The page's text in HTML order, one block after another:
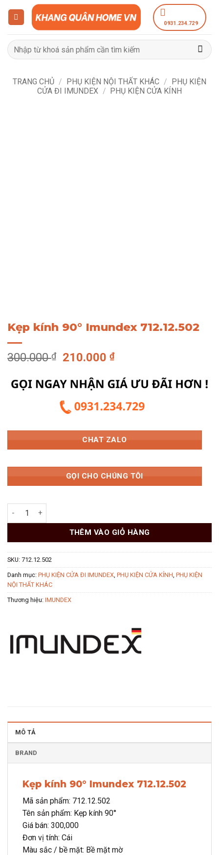
dung
0931.234.729
Tìm
kiếm:
TRANG CHỦ / PHỤ KIỆN NỘI THẤT KHÁC / PHỤ KIỆN
CỬA ĐI IMUNDEX / PHỤ KIỆN CỬA KÍNH
Kẹp kính 90° Imundex 712.12.502
300.000₫
Giá
là:
300.000 ₫.
210.000₫Giá
tại
là:
210.000 ₫.
CHAT ZALO
GỌI CHO CHÚNG TÔI
Kẹp kính 90° Imundex 712.12.502 số lượng
THÊM VÀO GIỎ HÀNG
SKU: 712.12.502
Danh mục: PHỤ KIỆN CỬA ĐI IMUNDEX, PHỤ KIỆN CỬA KÍNH, PHỤ KIỆN
NỘI THẤT KHÁC
Thương hiệu: IMUNDEX
MÔ TẢ
BRAND
Kẹp kính 90° Imundex 712.12.502
Mã sản phẩm: 712.12.502
Tên sản phẩm: Kẹp kính 90°
Giá bán: 300,000
Đơn vị tính: Cái
Màu sắc / bề mặt: Bề mặt mờ